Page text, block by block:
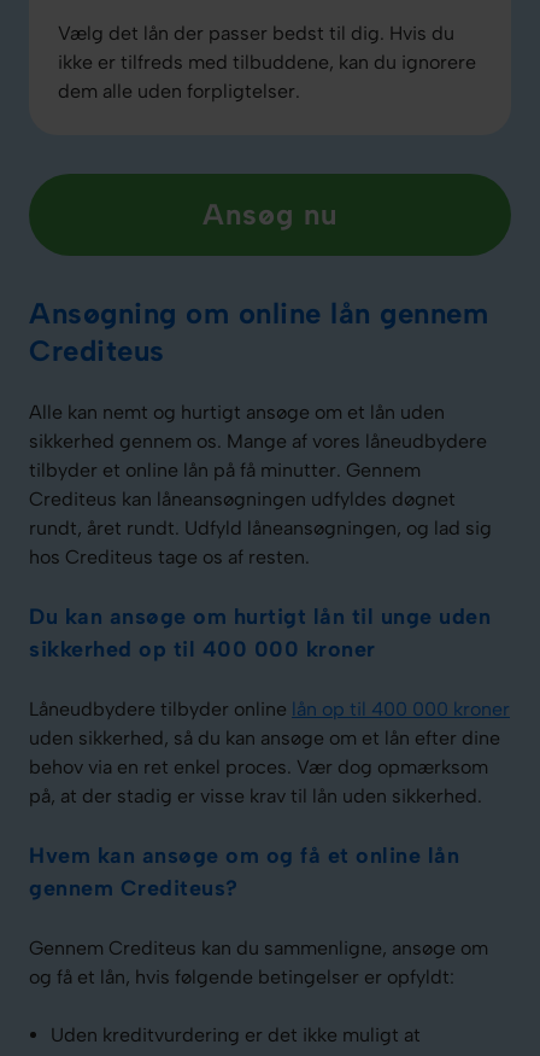
Vælg det lån der passer bedst til dig. Hvis du
ikke er tilfreds med tilbuddene, kan du ignorere
dem alle uden forpligtelser.
Ansøg nu
Ansøgning om online lån gennem
Crediteus
Alle kan nemt og hurtigt ansøge om et lån uden
sikkerhed gennem os. Mange af vores låneudbydere
tilbyder et online lån på få minutter. Gennem
Crediteus kan låneansøgningen udfyldes døgnet
rundt, året rundt. Udfyld låneansøgningen, og lad sig
hos Crediteus tage os af resten.
Du kan ansøge om hurtigt lån til unge uden
sikkerhed op til 400 000 kroner
Låneudbydere tilbyder online lån op til 400 000 kroner
uden sikkerhed, så du kan ansøge om et lån efter dine
behov via en ret enkel proces. Vær dog opmærksom
på, at der stadig er visse krav til lån uden sikkerhed.
Hvem kan ansøge om og få et online lån
gennem Crediteus?
Gennem Crediteus kan du sammenligne, ansøge om
og få et lån, hvis følgende betingelser er opfyldt:
Uden kreditvurdering er det ikke muligt at